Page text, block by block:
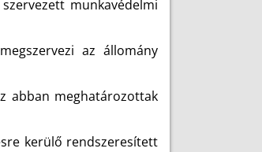
munkavédelmi
az állomány
abban meghatározottak
kerülő rendszeresített